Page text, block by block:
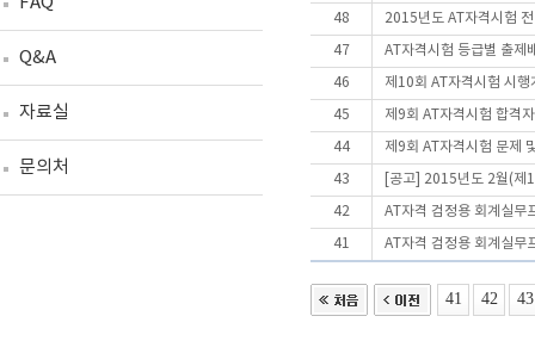
Q&A
자료실
문의처
48 2015년도 AT자격시험
47 AT자격시험 등급별 출제
46 제10회 AT자격시험 시행
45 제9회 AT자격시험 합격
44 제9회 AT자격시험 문제
43 [공고] 2015년도 2월(제
42 AT자격 검정용 회계실무
41 AT자격 검정용 회계실무
41 42 43